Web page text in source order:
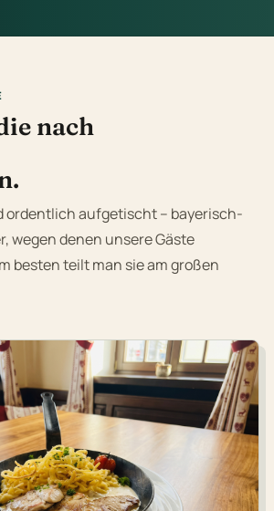
nach
ordentlich aufgetischt – bayerisch-
wegen denen unsere Gäste
besten teilt man sie am großen